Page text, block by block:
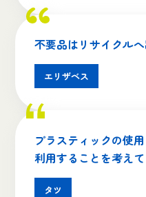
不要品はリサイクル
エリザベス
プラスティックの使
利用することを考え
タツ